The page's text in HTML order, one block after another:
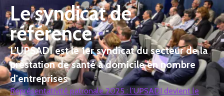
Le syndicat de
référence
L'UPSADI est le 1er syndicat du secteur de la
prestation de santé à domicile en nombre
d'entreprises
Représentativité patronale 2025 : l’UPSADI devient le